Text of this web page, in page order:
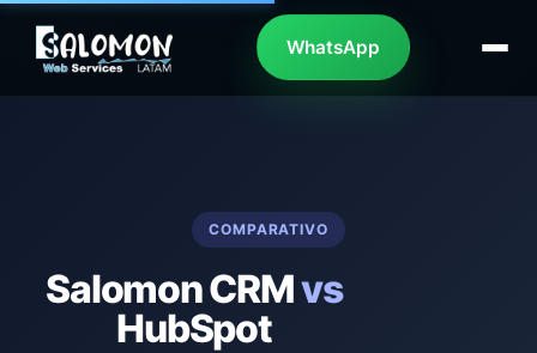
WhatsApp
COMPARATIVO
Salomon CRMvs
HubSpot